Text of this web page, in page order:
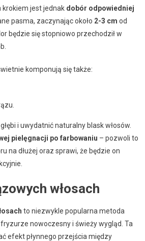
krokiem jest jednak dobór odpowiedniej
pasma, zaczynając około 2-3 cm od
będzie się stopniowo przechodził w
komponują się także:
i uwydatnić naturalny blask włosów.
pielęgnacji po farbowaniu – pozwoli to
na dłużej oraz sprawi, że będzie on
włosach
to niezwykle popularna metoda
nowoczesny i świeży wygląd. Ta
efekt płynnego przejścia między